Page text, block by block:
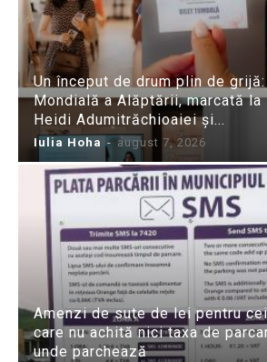
Un început de drum plin de
Mondială a Alăptării, marcată la
Heidi Adumitrăchioaiei și...
Iulia Hoha - august 7, 2026
Amenzi de sute de lei pentru
care nu achită nici taxa de
unde parchează